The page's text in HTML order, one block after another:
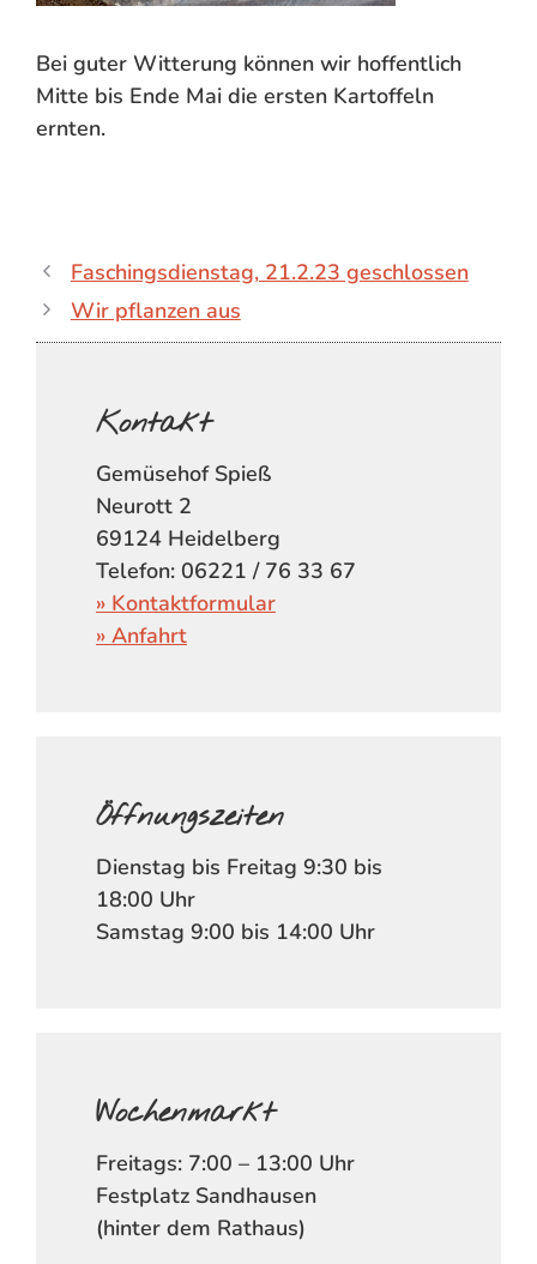
Bei guter Witterung können wir hoffentlich
Mitte bis Ende Mai die ersten Kartoffeln
ernten.
Faschingsdienstag, 21.2.23 geschlossen
Wir pflanzen aus
Kontakt
Gemüsehof Spieß
Neurott 2
69124 Heidelberg
Telefon: 06221 / 76 33 67
» Kontaktformular
» Anfahrt
Öffnungszeiten
Dienstag bis Freitag 9:30 bis
18:00 Uhr
Samstag 9:00 bis 14:00 Uhr
Wochenmarkt
Freitags: 7:00 – 13:00 Uhr
Festplatz Sandhausen
(hinter dem Rathaus)